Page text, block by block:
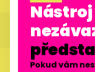
Pokud vám